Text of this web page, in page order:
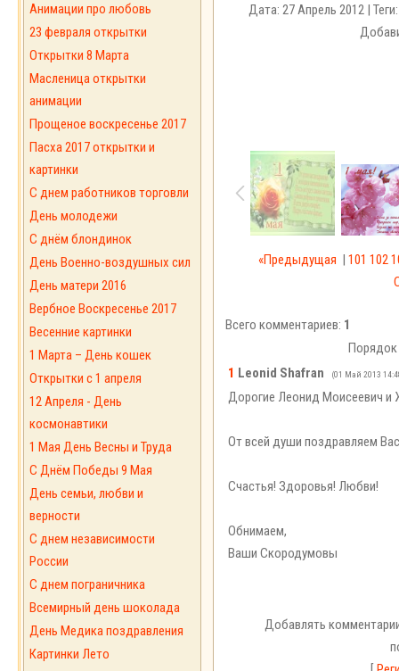
Анимации про любовь
23 февраля открытки
Открытки 8 Марта
Масленица открытки
анимации
Прощеное воскресенье 2017
Пасха 2017 открытки и
картинки
С днем работников торговли
День молодежи
С днём блондинок
День Военно-воздушных сил
День матери 2016
Вербное Воскресенье 2017
Весенние картинки
1 Марта – День кошек
Открытки с 1 апреля
12 Апреля - День
космонавтики
1 Мая День Весны и Труда
С Днём Победы 9 Мая
День семьи, любви и
верности
С днем независимости
России
С днем пограничника
Всемирный день шоколада
День Медика поздравления
Картинки Лето
Дата: 27 Апрель 2012 |
«Предыдущая 101 102
Всего комментариев: 1
Порядок
1 Leonid Shafran (01 Май 2013
Дорогие Леонид Моисеевич и
От всей души поздравляем
Счастья! Здоровья! Любви!
Обнимаем,
Ваши Скородумовы
Добавлять